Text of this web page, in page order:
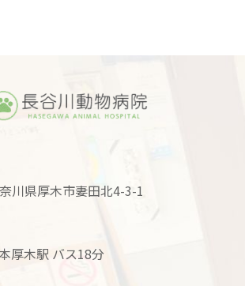
川県厚木市妻田北4-3-1
厚木駅 バス18分